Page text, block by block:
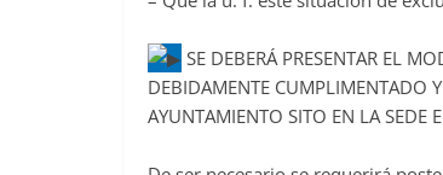
SE DEBERÁ PRESENTAR EL
DEBIDAMENTE CUMPLIMENTADO
AYUNTAMIENTO SITO EN LA SEDE